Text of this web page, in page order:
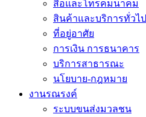
สื่อและโทรคมนาคม
สินค้าและบริการทั่วไป
ที่อยู่อาศัย
การเงิน การธนาคาร
บริการสาธารณะ
นโยบาย-กฎหมาย
งานรณรงค์
ระบบขนส่งมวลชน